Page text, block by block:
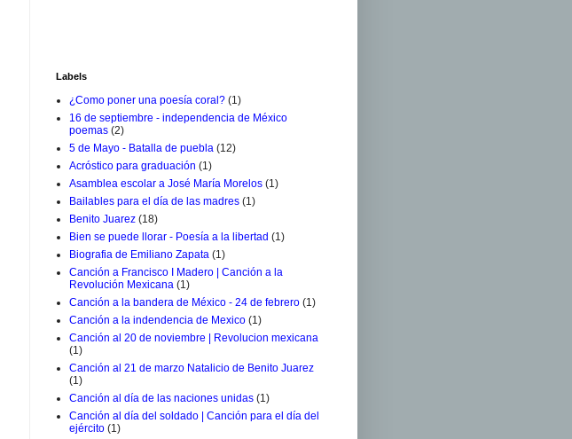
Labels
¿Como poner una poesía coral? (1)
16 de septiembre - independencia de México
poemas (2)
5 de Mayo - Batalla de puebla (12)
Acróstico para graduación (1)
Asamblea escolar a José María Morelos (1)
Bailables para el día de las madres (1)
Benito Juarez (18)
Bien se puede llorar - Poesía a la libertad (1)
Biografia de Emiliano Zapata (1)
Canción a Francisco I Madero | Canción a la
Revolución Mexicana (1)
Canción a la bandera de México - 24 de febrero (1)
Canción a la indendencia de Mexico (1)
Canción al 20 de noviembre | Revolucion mexicana
(1)
Canción al 21 de marzo Natalicio de Benito Juarez
(1)
Canción al día de las naciones unidas (1)
Canción al día del soldado | Canción para el día del
ejército (1)